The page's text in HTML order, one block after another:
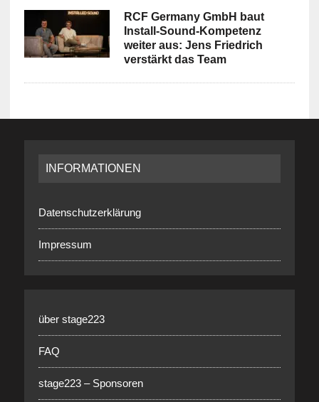
RCF Germany GmbH baut
Install-Sound-Kompetenz
weiter aus: Jens Friedrich
verstärkt das Team
INFORMATIONEN
Datenschutzerklärung
Impressum
über stage223
FAQ
stage223 – Sponsoren